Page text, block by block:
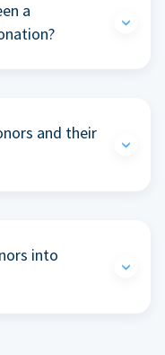
a
and their
into